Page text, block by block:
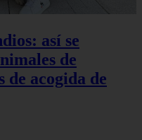
así se
de
de acogida de